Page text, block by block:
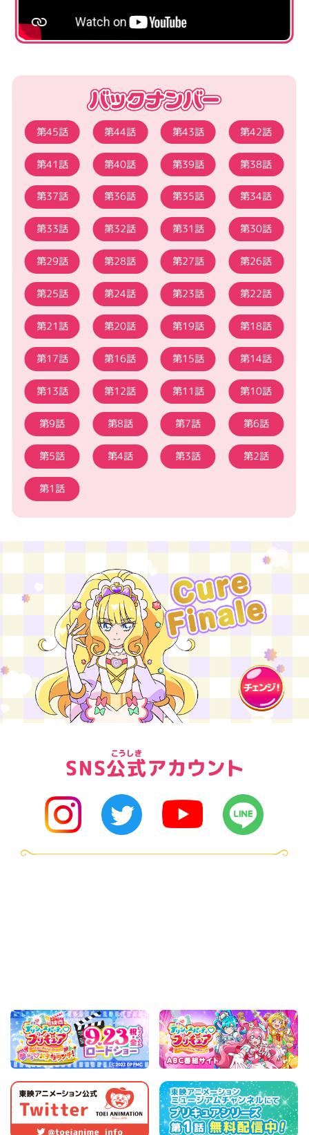
第45話 第44話 第43話 第42話
第41話 第40話 第39話 第38話
第37話 第36話 第35話 第34話
第33話 第32話 第31話 第30話
第29話 第28話 第27話 第26話
第25話 第24話 第23話 第22話
第21話 第20話 第19話 第18話
第17話 第16話 第15話 第14話
第13話 第12話 第11話 第10話
第9話 第8話 第7話 第6話
第5話 第4話 第3話 第2話
第1話